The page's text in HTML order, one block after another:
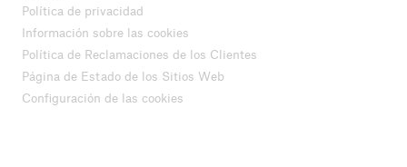
Política de privacidad
Información sobre las cookies
Política de Reclamaciones de los Clientes
Página de Estado de los Sitios Web
Configuración de las cookies